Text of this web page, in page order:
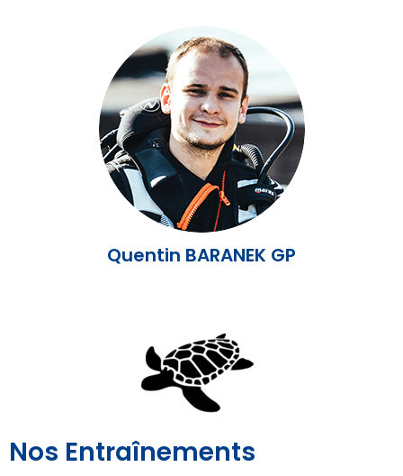
Quentin BARANEK GP
Nos Entraînements